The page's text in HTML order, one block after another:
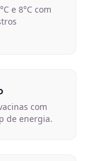
e 8°C com
com
de energia.